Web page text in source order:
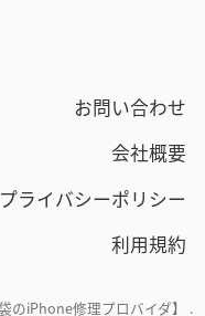
お問い合わせ
会社概要
プライバシーポリシー
利用規約
のiPhone修理プロバイダ】 .